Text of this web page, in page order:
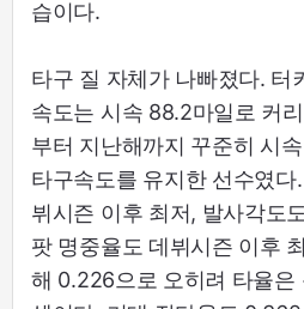
습이다.
타구 질 자체가 나빠졌다. 터
속도는 시속 88.2마일로 커
부터 지난해까지 꾸준히 시
타구속도를 유지한 선수였
뷔시즌 이후 최저, 발사각도
팟 명중율도 데뷔시즌 이후
해 0.226으로 오히려 타율은